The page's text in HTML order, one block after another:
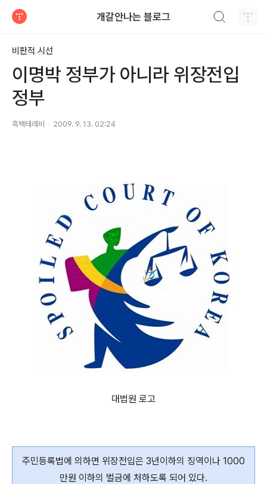
개갈안나는 블로그
비판적 시선
이명박 정부가 아니라 위장전입
정부
흑백테레비 2009. 9. 13. 02:24
대법원 로고
주민등록법에 의하면 위장전입은 3년이하의 징역이나 1000
만원 이하의 벌금에 처하도록 되어 있다.